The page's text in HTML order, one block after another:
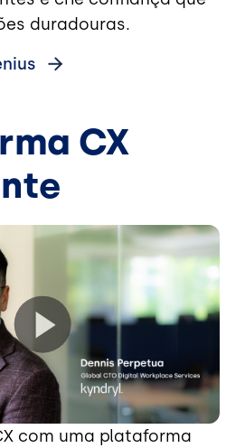
duradouras.
CX
com uma plataforma